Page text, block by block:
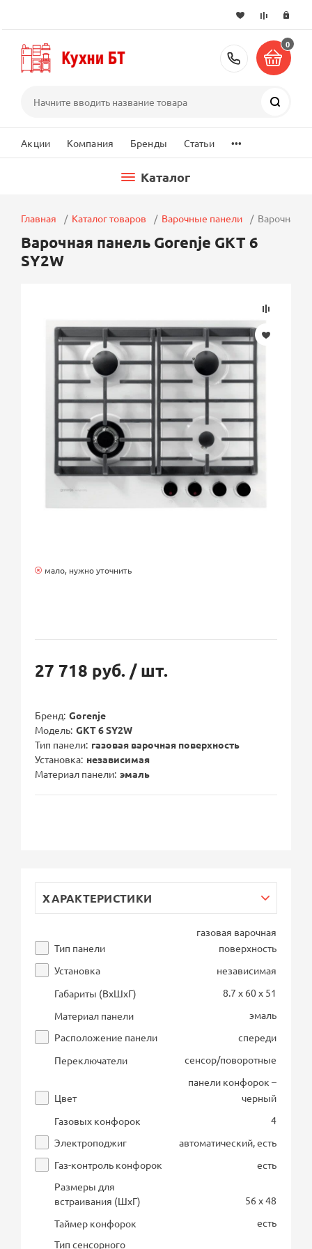
+7 (495)
0
Акции Компания Бренды Статьи ...
Каталог
Главная Каталог товаров Варочные панели Варочная
Варочная панель Gorenje GKT 6
SY2W
мало, нужно уточнить
27 718 руб. / шт.
Бренд Gorenje
Модель GKT 6 SY2W
Тип панели газовая варочная поверхность
Установка независимая
Материал панели эмаль
ХАРАКТЕРИСТИКИ
Тип панели
газовая варочная
поверхность
Установка
независимая
Габариты (ВхШхГ)
8.7 x 60 x 51
Материал панели
эмаль
Расположение панели
спереди
Переключатели
сенсор/поворотные
Цвет
панели конфорок –
черный
Газовых конфорок
4
Электроподжиг
автоматический, есть
Газ-контроль конфорок
есть
Размеры для
встраивания (ШхГ)
56 x 48
Таймер конфорок
есть
Тип сенсорного